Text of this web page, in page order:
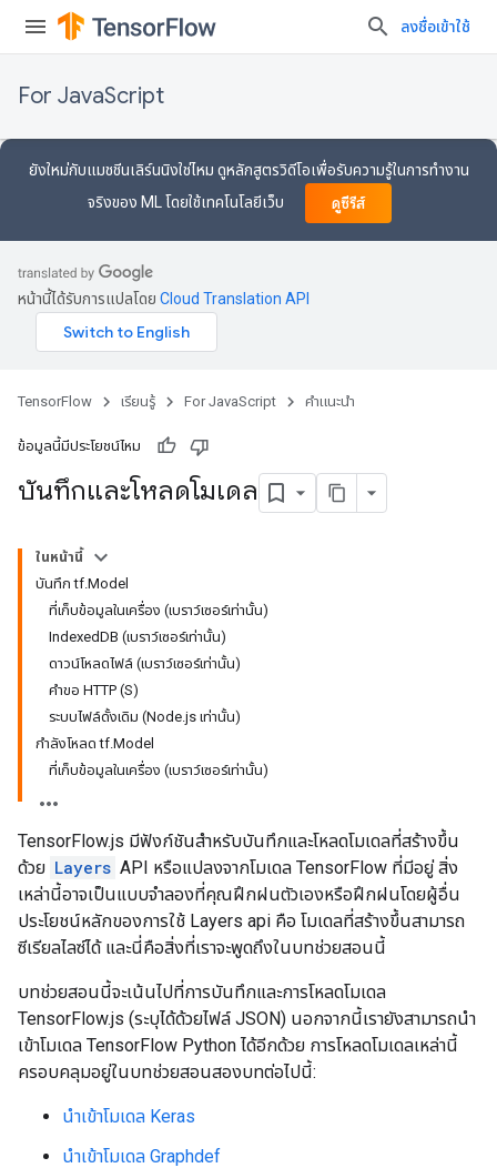
ลงชื่อเข้าใช้
For JavaScript
ยังใหม่กับแมชชีนเลิร์นนิงใช่ไหม ดูหลักสูตรวิดีโอเพื่อรับความรู้ในการทำงาน
จริงของ ML โดยใช้เทคโนโลยีเว็บ
ดูซีรีส์
หน้านี้ได้รับการแปลโดย Cloud Translation API
TensorFlow เรียนรู้ For JavaScript คำแนะนำ
ข้อมูลนี้มีประโยชน์ไหม
บันทึกและโหลดโมเดล
ในหน้านี้
บันทึก tf.Model
ที่เก็บข้อมูลในเครื่อง (เบราว์เซอร์เท่านั้น)
IndexedDB (เบราว์เซอร์เท่านั้น)
ดาวน์โหลดไฟล์ (เบราว์เซอร์เท่านั้น)
คำขอ HTTP (S)
ระบบไฟล์ดั้งเดิม (Node.js เท่านั้น)
กำลังโหลด tf.Model
ที่เก็บข้อมูลในเครื่อง (เบราว์เซอร์เท่านั้น)
TensorFlow.js มีฟังก์ชันสำหรับบันทึกและโหลดโมเดลที่สร้างขึ้น
ด้วย Layers API หรือแปลงจากโมเดล TensorFlow ที่มีอยู่ สิ่ง
เหล่านี้อาจเป็นแบบจำลองที่คุณฝึกฝนตัวเองหรือฝึกฝนโดยผู้อื่น
ประโยชน์หลักของการใช้ Layers api คือ โมเดลที่สร้างขึ้นสามารถ
ซีเรียลไลซ์ได้ และนี่คือสิ่งที่เราจะพูดถึงในบทช่วยสอนนี้
บทช่วยสอนนี้จะเน้นไปที่การบันทึกและการโหลดโมเดล
TensorFlow.js (ระบุได้ด้วยไฟล์ JSON) นอกจากนี้เรายังสามารถนำ
เข้าโมเดล TensorFlow Python ได้อีกด้วย การโหลดโมเดลเหล่านี้
ครอบคลุมอยู่ในบทช่วยสอนสองบทต่อไปนี้:
นำเข้าโมเดล Keras
นำเข้าโมเดล Graphdef